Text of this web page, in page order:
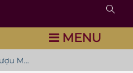
MENU
Rượu Macallan 1824 Gold Double Cask